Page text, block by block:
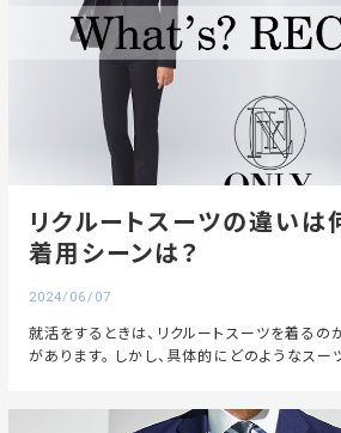
リクルートスーツの違いは
着用シーンは？
2024/06/07
就活をするときは、リクルートスーツを着るの
があります。 しかし、具体的にどのようなスー